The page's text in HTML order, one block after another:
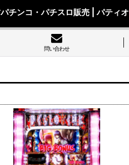
チンコ・パチスロ販売 | パティオ
問い合わせ